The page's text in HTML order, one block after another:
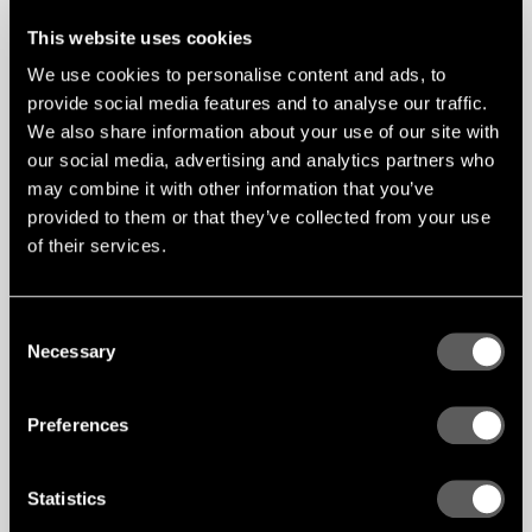
This website uses cookies
We use cookies to personalise content and ads, to
provide social media features and to analyse our traffic.
We also share information about your use of our site with
our social media, advertising and analytics partners who
may combine it with other information that you’ve
provided to them or that they’ve collected from your use
of their services.
Selection
Necessary
Preferences
Statistics
SYSTEMET
oändliga designmöjligheter
det pålitliga Capax-systemet, vilket säkerställer
en trygg, tidseffektiv och fullt demonterbar
från tätt placerade bafflar till mer öppna lösningar